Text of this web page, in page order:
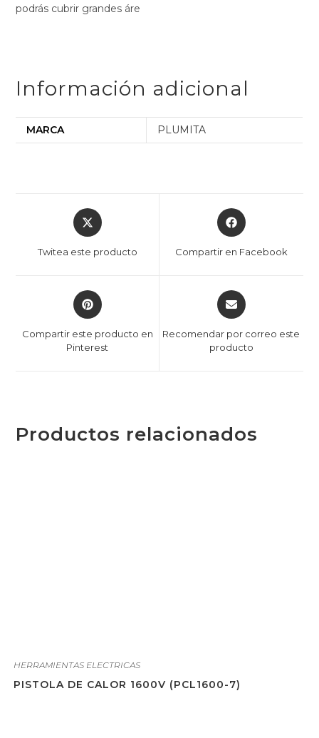
podrás cubrir grandes áre
Información adicional
MARCA PLUMITA
Twitea este producto Compartir en Facebook
Compartir este producto en
Pinterest
Recomendar por correo este
producto
Productos relacionados
HERRAMIENTAS ELECTRICAS
PISTOLA DE CALOR 1600V (PCL1600-7)